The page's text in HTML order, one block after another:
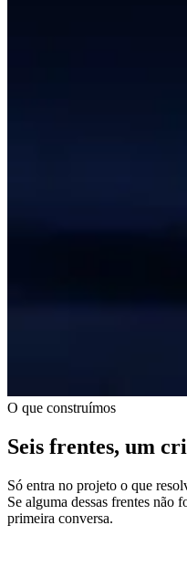
O que construímos
Seis frentes, um
Só entra no projeto o que
Se alguma dessas frentes não
primeira conversa.